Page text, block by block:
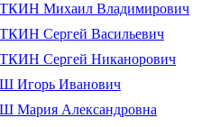
Михаил Владимирович
Сергей Васильевич
Сергей Никанорович
Игорь Иванович
Мария Александровна